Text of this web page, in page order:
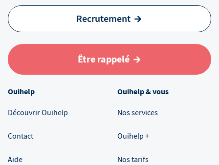
Recrutement
Être rappelé
Ouihelp
Découvrir Ouihelp
Contact
Aide
Ouihelp & vous
Nos services
Ouihelp +
Nos tarifs